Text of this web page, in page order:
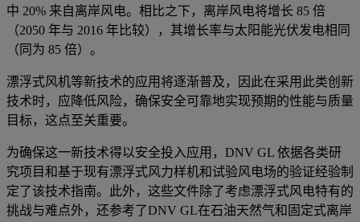
中 20% 来自离岸风电。相比之下，离岸风电将增长 85 倍
（2050 年与 2016 年比较），其增长率与太阳能光伏发电相同
（同为 85 倍）。
漂浮式风机等新技术的应用将逐渐普及，因此在采用此类创新
技术时，应降低风险，确保安全可靠地实现预期的性能与质量
目标，这点至关重要。
为确保这一新技术得以安全投入应用，DNV GL 依据各类研
究项目和基于现有漂浮式风力样机和试验风电场的验证经验制
定了该技术指南。此外，这些文件除了考虑漂浮式风电特有的
挑战与难点外，还参考了DNV GL在石油天然气和固定式离岸